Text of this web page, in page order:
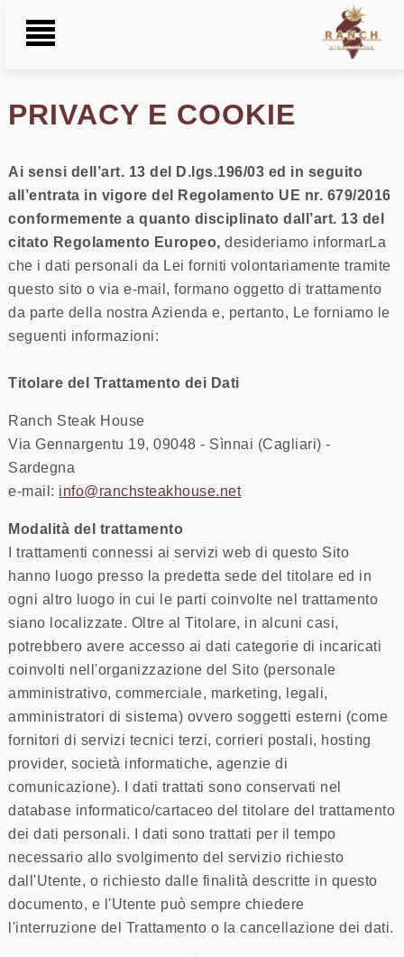
Toggle
VILLASIMIUS
MENU
CONTATTI
PRIVACY E COOKIE
Ai sensi dell’art. 13 del D.lgs.196/03 ed in seguito
all’entrata in vigore del Regolamento UE nr. 679/2016
conformemente a quanto disciplinato dall’art. 13 del
citato Regolamento Europeo,desideriamo informarLa
che i dati personali da Lei forniti volontariamente tramite
questo sito o via e-mail, formano oggetto di trattamento
da parte della nostra Azienda e, pertanto, Le forniamo le
seguenti informazioni:
Titolare del Trattamento dei Dati
Ranch Steak House
Via Gennargentu 19, 09048 - Sìnnai (Cagliari) -
Sardegna
e-mail: info@ranchsteakhouse.net
Modalità del trattamento
I trattamenti connessi ai servizi web di questo Sito
hanno luogo presso la predetta sede del titolare ed in
ogni altro luogo in cui le parti coinvolte nel trattamento
siano localizzate. Oltre al Titolare, in alcuni casi,
potrebbero avere accesso ai dati categorie di incaricati
coinvolti nell'organizzazione del Sito (personale
amministrativo, commerciale, marketing, legali,
amministratori di sistema) ovvero soggetti esterni (come
fornitori di servizi tecnici terzi, corrieri postali, hosting
provider, società informatiche, agenzie di
comunicazione). I dati trattati sono conservati nel
database informatico/cartaceo del titolare del trattamento
dei dati personali. I dati sono trattati per il tempo
necessario allo svolgimento del servizio richiesto
dall'Utente, o richiesto dalle finalità descritte in questo
documento, e l'Utente può sempre chiedere
l'interruzione del Trattamento o la cancellazione dei dati.